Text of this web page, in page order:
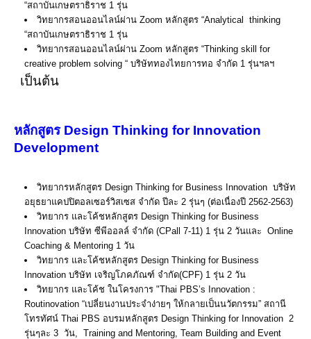
“สถาบันเกษตราธิราช 1 รุ่น
วิทยากรสอนออนไลน์ผ่าน Zoom หลักสูตร “Analytical thinking
“สถาบันเกษตราธิราช 1 รุ่น
วิทยากรสอนออนไลน์ผ่าน Zoom หลักสูตร “Thinking skill for
creative problem solving “ บริษัททองไทยการทอ จำกัด 1 รุ่นฯลฯ
เป็นต้น
หลักสูตร Design Thinking for Innovation
Development
วิทยากรหลักสูตร Design Thinking for Business Innovation บริษัท
อยุธยาแคปปิตอลเซอร์วิสเซส จำกัด ปีละ 2 รุ่นๆ (ต่อเนื่องปี 2562-2563)
วิทยากร และโค้ชหลักสูตร Design Thinking for Business
Innovation บริษัท ซีพีออลล์ จำกัด (CPall 7-11) 1 รุ่น 2 วันและ Online
Coaching & Mentoring 1 วัน
วิทยากร และโค้ชหลักสูตร Design Thinking for Business
Innovation บริษัท เจริญโภคภัณฑ์ จำกัด(CPF) 1 รุ่น 2 วัน
วิทยากร และโค้ช ในโครงการ "Thai PBS’s Innovation :
Routinovation “เปลี่ยนงานประจำง่ายๆ ให้กลายเป็นนวัตกรรม” สถานี
โทรทัศน์ Thai PBS อบรมหลักสูตร Design Thinking for Innovation 2
รุ่นๆละ 3 วัน, Training and Mentoring, Team Building and Event